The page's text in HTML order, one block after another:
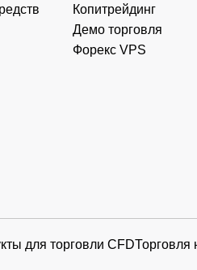
Копитрейдинг
Демо торговля
Форекс VPS
для торговли CFDТорговля